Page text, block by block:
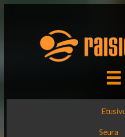
Seura